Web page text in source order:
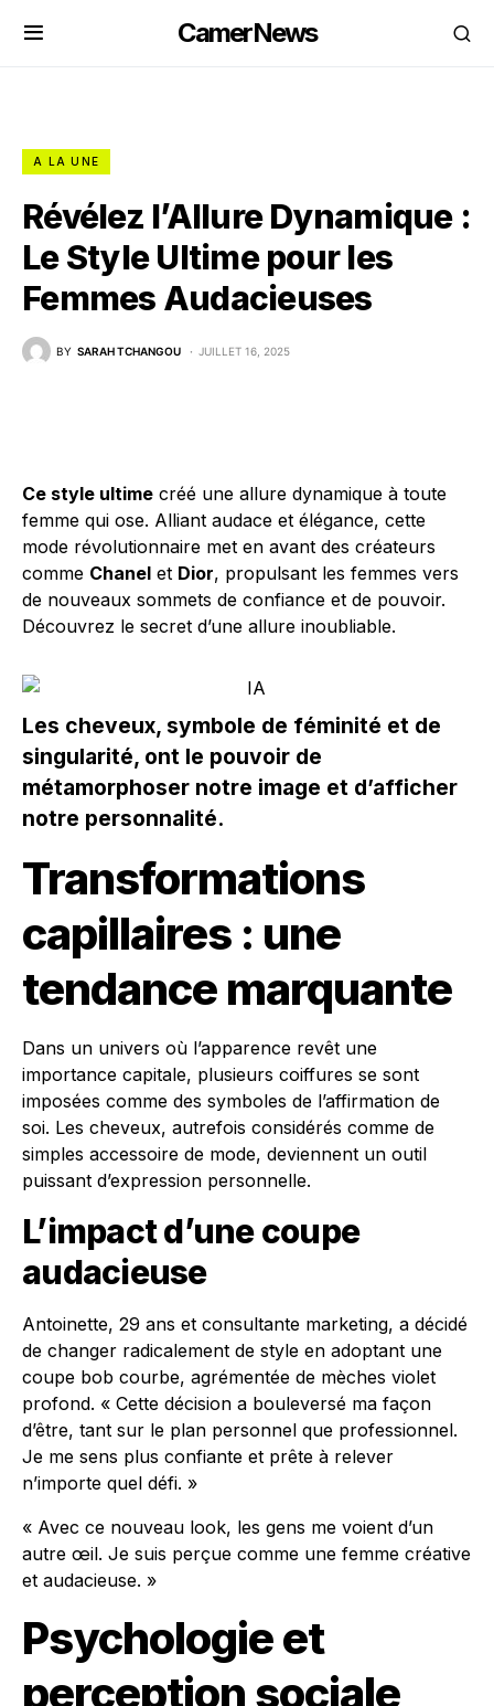
CamerNews
A LA UNE
Révélez l’Allure Dynamique :
Le Style Ultime pour les
Femmes Audacieuses
BY SARAH TCHANGOU JUILLET 16, 2025
Ce style ultime créé une allure dynamique à toute
femme qui ose. Alliant audace et élégance, cette
mode révolutionnaire met en avant des créateurs
comme Chanel et Dior, propulsant les femmes vers
de nouveaux sommets de confiance et de pouvoir.
Découvrez le secret d’une allure inoubliable.
Les cheveux, symbole de féminité et de
singularité, ont le pouvoir de
métamorphoser notre image et d’afficher
notre personnalité.
Transformations
capillaires : une
tendance marquante
Dans un univers où l’apparence revêt une
importance capitale, plusieurs coiffures se sont
imposées comme des symboles de l’affirmation de
soi. Les cheveux, autrefois considérés comme de
simples accessoire de mode, deviennent un outil
puissant d’expression personnelle.
L’impact d’une coupe
audacieuse
Antoinette, 29 ans et consultante marketing, a décidé
de changer radicalement de style en adoptant une
coupe bob courbe, agrémentée de mèches violet
profond. « Cette décision a bouleversé ma façon
d’être, tant sur le plan personnel que professionnel.
Je me sens plus confiante et prête à relever
n’importe quel défi. »
« Avec ce nouveau look, les gens me voient d’un
autre œil. Je suis perçue comme une femme créative
et audacieuse. »
Psychologie et
perception sociale